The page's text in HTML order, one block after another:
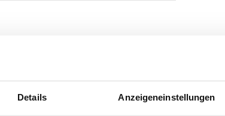
Details Anzeigeneinstellungen
Deutsche Parfumpreis Duftstars
ehrt mit der Gala die Parfumkreationen
in Düsseldorf durften sich Yves Saint